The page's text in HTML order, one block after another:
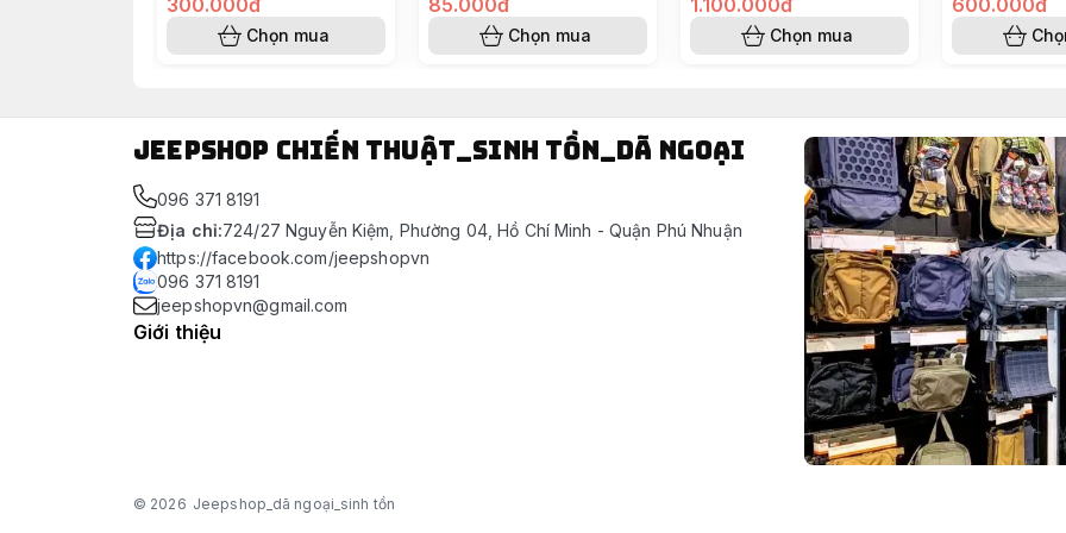
300.000đ
Chọn mua
85.000đ
Chọn mua
1.100.000đ
Chọn mua
600.000đ
Jeepshop chiến thuật_sinh tồn_dã ngoại
096 371 8191
Địa chỉ:724/27 Nguyễn Kiệm, Phường 04, Hồ Chí Minh - Quận Phú Nhuận
https://facebook.com/jeepshopvn
096 371 8191
jeepshopvn@gmail.com
Giới thiệu
© 2026 Jeepshop_dã ngoại_sinh tồn